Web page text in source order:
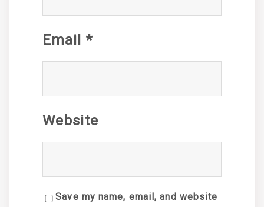
Email *
Website
Save my name, email, and website